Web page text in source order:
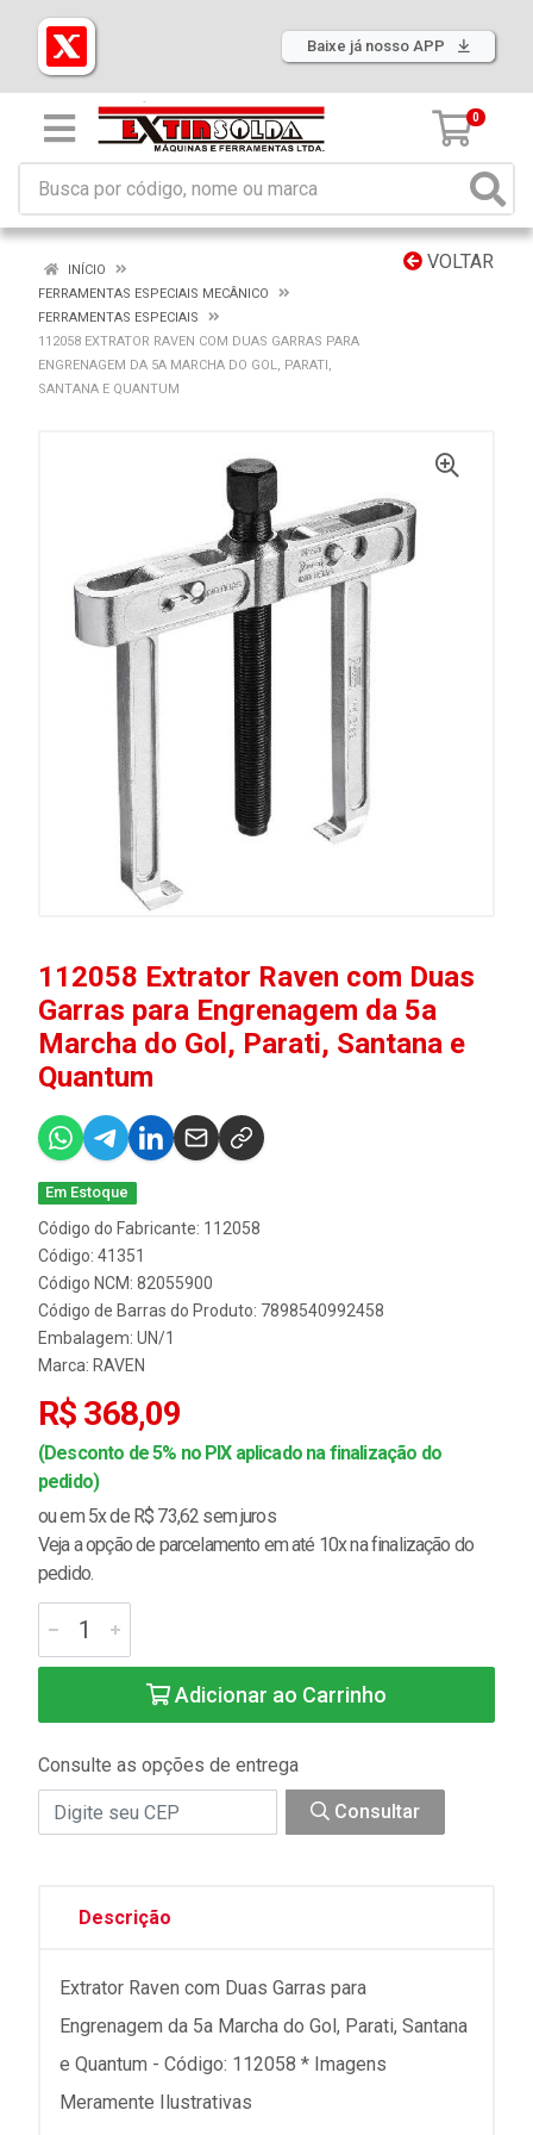
Baixe já nosso APP
0
VOLTAR
INÍCIO
FERRAMENTAS ESPECIAIS MECÂNICO
FERRAMENTAS ESPECIAIS
112058 EXTRATOR RAVEN COM DUAS GARRAS PARA
ENGRENAGEM DA 5A MARCHA DO GOL, PARATI,
SANTANA E QUANTUM
112058 Extrator Raven com Duas
Garras para Engrenagem da 5a
Marcha do Gol, Parati, Santana e
Quantum
Em Estoque
Código do Fabricante: 112058
Código: 41351
Código NCM: 82055900
Código de Barras do Produto: 7898540992458
Embalagem: UN/1
Marca: RAVEN
R$ 368,09
(Desconto de 5% no PIX aplicado na finalização do
pedido)
ou em 5x de R$ 73,62 sem juros
Veja a opção de parcelamento em até 10x na finalização do
pedido.
Adicionar ao Carrinho
Consulte as opções de entrega
Consultar
Descrição
Extrator Raven com Duas Garras para
Engrenagem da 5a Marcha do Gol, Parati, Santana
e Quantum - Código: 112058 * Imagens
Meramente Ilustrativas